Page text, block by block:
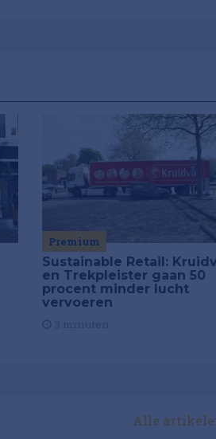
Premium
Sustainable Retail:
en Trekpleister gaan 50
procent minder lucht
vervoeren
Alle